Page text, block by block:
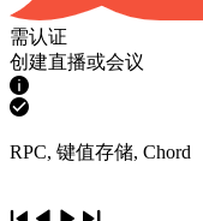
需认证
创建直播或会议
RPC, 键值存储, Chord